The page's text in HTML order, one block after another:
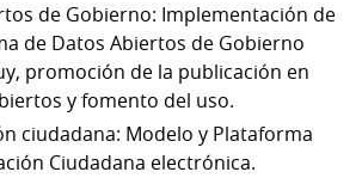
de Gobierno: Implementación de
de Datos Abiertos de Gobierno
promoción de la publicación en
y fomento del uso.
ciudadana: Modelo y Plataforma
Ciudadana electrónica.